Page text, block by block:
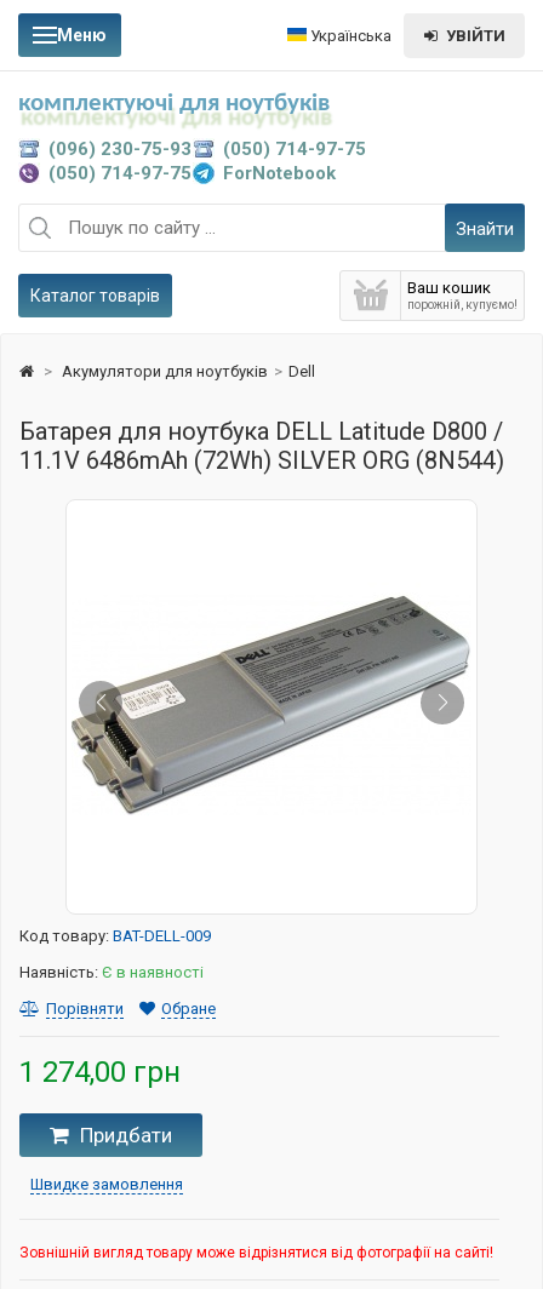
Меню Українська УВІЙТИ
Знайти
Ваш кошик
порожній, купуємо!
Каталог товарів
(096) 230-75-93
(050) 714-97-75
(050) 714-97-75
ForNotebook
комплектуючі для ноутбуків
> Акумулятори для ноутбуків > Dell
Батарея для ноутбука DELL Latitude D800 /
11.1V 6486mAh (72Wh) SILVER ORG (8N544)
Код товару: BAT-DELL-009
Наявність: Є в наявності
Порівняти
Обране
1 274,00 грн
Придбати
Швидке замовлення
Зовнішній вигляд товару може відрізнятися від фотографії на сайті!